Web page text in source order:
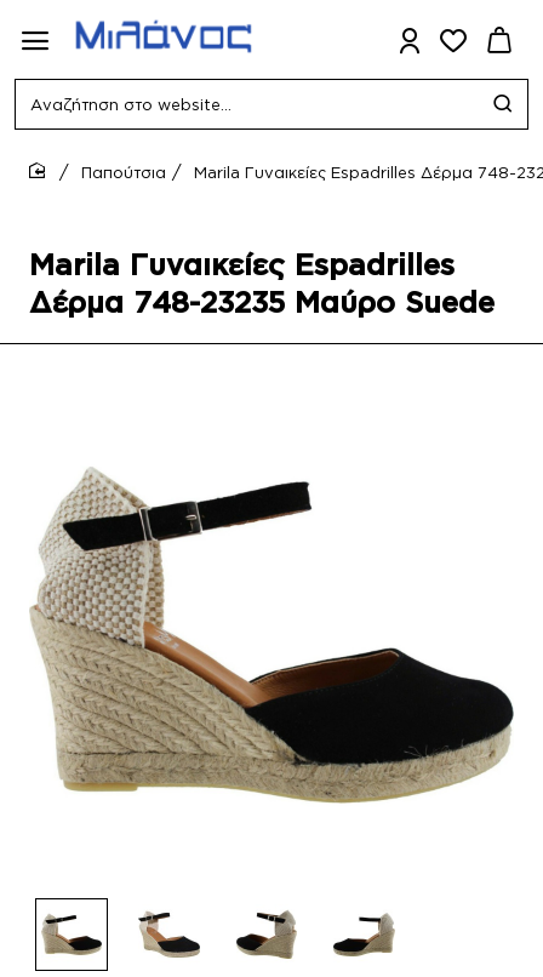
Αναζήτηση
website...
Marila Γυναικείες Espadrilles
Δέρμα 748-23235 Μαύρο Suede
Παπούτσια Marila Γυναικείες Espadrilles Δέρμα 748-